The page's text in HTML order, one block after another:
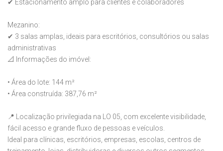
✔ Estacionamento amplo para clientes e colaboradores
Mezanino:
✔ 3 salas amplas, ideais para escritórios, consultórios ou salas
administrativas
📐 Informações do imóvel:
• Área do lote: 144 m²
• Área construída: 387,76 m²
📍 Localização privilegiada na LO 05, com excelente visibilidade,
fácil acesso e grande fluxo de pessoas e veículos.
Ideal para clínicas, escritórios, empresas, escolas, centros de